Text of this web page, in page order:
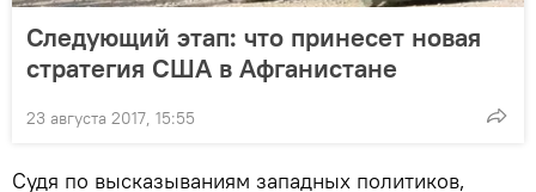
Следующий этап: что принесет новая
стратегия США в Афганистане
23 августа 2017, 15:55
Судя по высказываниям западных политиков,